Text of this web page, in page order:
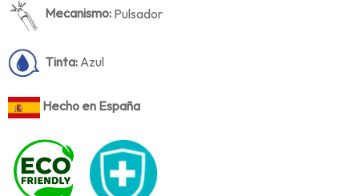
Mecanismo: Pulsador
Tinta:Azul
Hecho en España